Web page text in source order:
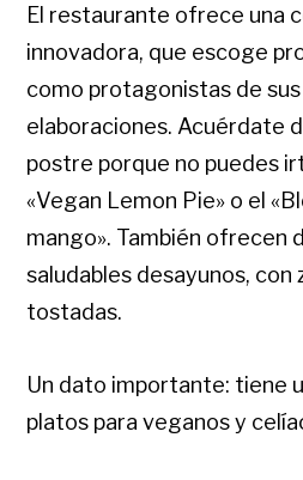
El restaurante ofrece una
innovadora, que escoge
como protagonistas de sus
elaboraciones. Acuérdate
postre porque no puedes
«Vegan Lemon Pie» o el
mango». También ofrecen
saludables desayunos, con
tostadas.
Un dato importante: tiene
platos para veganos y